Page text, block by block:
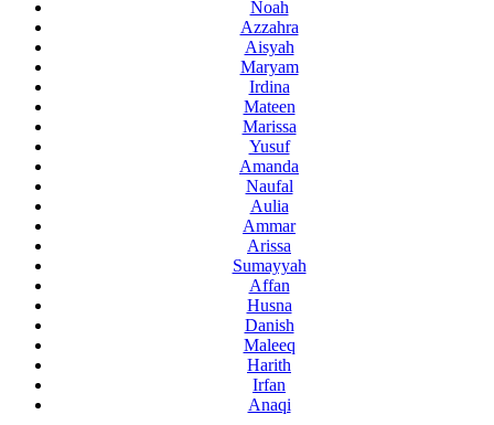
Noah
Azzahra
Aisyah
Maryam
Irdina
Mateen
Marissa
Yusuf
Amanda
Naufal
Aulia
Ammar
Arissa
Sumayyah
Affan
Husna
Danish
Maleeq
Harith
Irfan
Anaqi